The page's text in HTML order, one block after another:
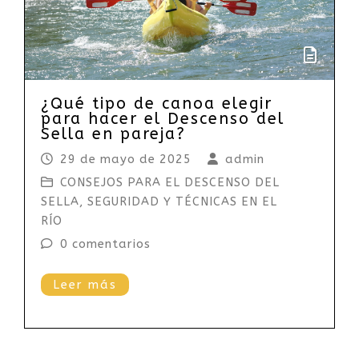
¿Qué tipo de canoa elegir
para hacer el Descenso del
Sella en pareja?
29 de mayo de 2025
admin
CONSEJOS PARA EL DESCENSO DEL
SELLA, SEGURIDAD Y TÉCNICAS EN EL
RÍO
0 comentarios
Leer más